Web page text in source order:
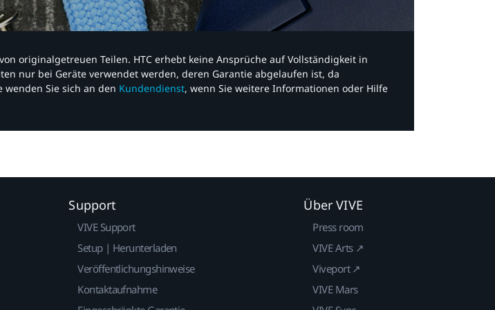
originalgetreuen Teilen. HTC erhebt keine Ansprüche auf Vollständigkeit in
nur bei Geräte verwendet werden, deren Garantie abgelaufen ist, da
Sie sich an den Kundendienst, wenn Sie weitere Informationen oder Hilfe
Support
VIVE Support
Setup | Herunterladen
Veröffentlichungshinweise
Kontaktaufnahme
Über VIVE
Press room
VIVE Arts ↗
Viveport ↗
VIVE Mars